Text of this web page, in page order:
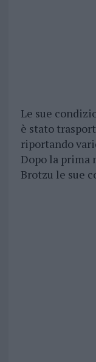
Le sue
è stato
riportando
Dopo la prima
Brotzu le sue